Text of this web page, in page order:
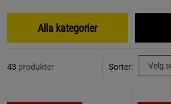
Alla kategorier
43 produkter Sorter: Velg